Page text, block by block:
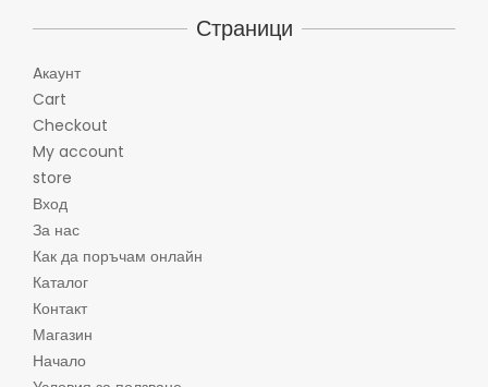
Страници
Aкаунт
Cart
Checkout
My account
store
Вход
За нас
Как да поръчам онлайн
Каталог
Контакт
Магазин
Начало